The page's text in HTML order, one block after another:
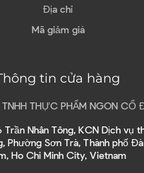
Địa chỉ
Mã giảm giá
tin cửa hàng
THỰC PHẨM NGON CỔ
Trần Nhân Tông, KCN Dịch vụ
Phường Sơn Trà, Thành phố
Ho Chi Minh City, Vietnam